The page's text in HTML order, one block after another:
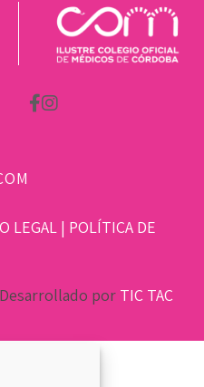
LEGAL | POLÍTICA DE
por TIC TAC